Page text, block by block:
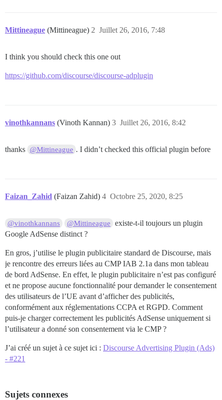
Mittineague (Mittineague) Juillet 26, 2016, 7:48
2
I think you should check this one out
https://github.com/discourse/discourse-adplugin
vinothkannans (Vinoth Kannan) Juillet 26, 2016, 8:42
3
thanks @Mittineague . I didn’t checked this official plugin before
Faizan_Zahid (Faizan Zahid) Octobre 25, 2020, 8:25
4
@vinothkannans @Mittineague
existe-t-il toujours un plugin
Google AdSense distinct ?
En gros, j’utilise le plugin publicitaire standard de Discourse, mais
je rencontre des erreurs liées au CMP IAB 2.1a dans mon tableau
de bord AdSense. En effet, le plugin publicitaire n’est pas configuré
et ne propose aucune fonctionnalité pour demander le consentement
des utilisateurs de l’UE avant d’afficher des publicités,
conformément aux réglementations CCPA et RGPD. Comment
puis-je charger correctement les publicités AdSense uniquement si
l’utilisateur a donné son consentement via le CMP ?
J’ai créé un sujet à ce sujet ici : Discourse Advertising Plugin (Ads)
- #221
Sujets connexes